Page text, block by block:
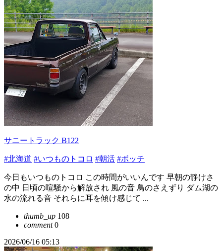
サニートラック B122
#北海道 #いつものトコロ #朝活 #ボッチ
今日もいつものトコロ この時間がいいんです 早朝の静けさ
の中 日頃の喧騒から解放され 風の音 鳥のさえずり ダム湖の
水の流れる音 それらに耳を傾け感じて ...
thumb_up 108
comment0
2026/06/16 05:13